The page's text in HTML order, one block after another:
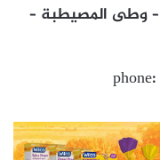
– وطى المصيطبة –